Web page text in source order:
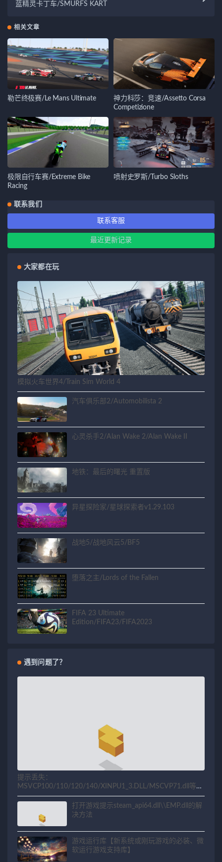
蓝精灵卡丁车/SMURFS KART
相关文章
勒芒终极赛/Le Mans Ultimate
神力科莎：竞速/Assetto Corsa
Competizione
极限自行车赛/Extreme Bike
Racing
喷射史罗斯/Turbo Sloths
联系我们
联系客服
最近更新记录
大家都在玩
模拟火车世界4/Train Sim World 4
汽车俱乐部2/Automobilista 2
心灵杀手2/Alan Wake 2/Alan Wake II
地铁：最后的曙光 重置版
异星探险家/星球探索者v1.29.103
战地5/战地风云5/BF5
堕落之主/Lords of the Fallen
FIFA 23 Ultimate
Edition/FIFA23/FIFA2023
遇到问题了？
提示丢失：
MSVCP100/110/120/140/XINPU1_3.DLL/MSCVP71.dll等相
关问题解决方法
打开游戏提示steam_api64.dll\\EMP.dll的解
决方法
游戏运行库【新系统或刚玩游戏的必装、微
软运行游戏支持库】